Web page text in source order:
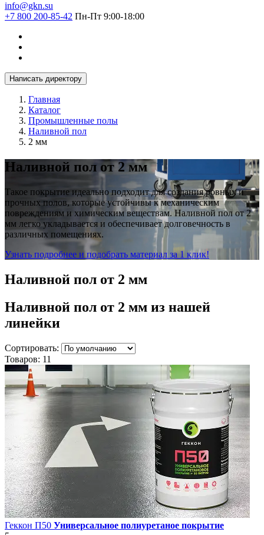
info@gkn.su
+7 800 200-85-42 Пн-Пт 9:00-18:00
Написать директору
Главная
Каталог
Промышленные полы
Наливной пол
2 мм
Наливной пол от 2 мм
Такое покрытие идеально подходит для создания ровных и
прочных полов, которые устойчивы к механическим
повреждениям и химическим веществам. Наливной пол от 2
мм легко укладывается и обеспечивает долговечность в
различных помещениях.
Узнать подробнее и подобрать материал за 1 клик!
Наливной пол от 2 мм
Наливной пол от 2 мм из нашей
линейки
Сортировать:
Товаров: 11
Геккон П50 Универсальное полиуретаное покрытие